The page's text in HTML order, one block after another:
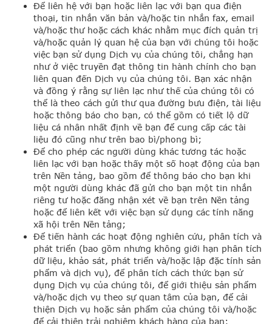
Để liên hệ với bạn hoặc liên lạc với bạn qua điện
thoại, tin nhắn văn bản và/hoặc tin nhắn fax, email
và/hoặc thư hoặc cách khác nhằm mục đích quản trị
và/hoặc quản lý quan hệ của bạn với chúng tôi hoặc
việc bạn sử dụng Dịch vụ của chúng tôi, chẳng hạn
như ở việc truyền đạt thông tin hành chính cho bạn
liên quan đến Dịch vụ của chúng tôi. Bạn xác nhận
và đồng ý rằng sự liên lạc như thế của chúng tôi có
thể là theo cách gửi thư qua đường bưu điện, tài liệu
hoặc thông báo cho bạn, có thể gồm có tiết lộ dữ
liệu cá nhân nhất định về bạn để cung cấp các tài
liệu đó cũng như trên bao bì/phong bì;
Để cho phép các người dùng khác tương tác hoặc
liên lạc với bạn hoặc thấy một số hoạt động của bạn
trên Nền tảng, bao gồm để thông báo cho bạn khi
một người dùng khác đã gửi cho bạn một tin nhắn
riêng tư hoặc đăng nhận xét về bạn trên Nền tảng
hoặc để liên kết với việc bạn sử dụng các tính năng
xã hội trên Nền tảng;
Để tiến hành các hoạt động nghiên cứu, phân tích và
phát triển (bao gồm nhưng không giới hạn phân tích
dữ liệu, khảo sát, phát triển và/hoặc lập đặc tính sản
phẩm và dịch vụ), để phân tích cách thức bạn sử
dụng Dịch vụ của chúng tôi, để giới thiệu sản phẩm
và/hoặc dịch vụ theo sự quan tâm của bạn, để cải
thiện Dịch vụ hoặc sản phẩm của chúng tôi và/hoặc
để cải thiện trải nghiệm khách hàng của bạn;